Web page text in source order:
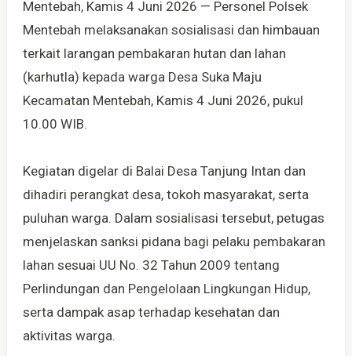
Mentebah, Kamis 4 Juni 2026 — Personel Polsek
Mentebah melaksanakan sosialisasi dan himbauan
terkait larangan pembakaran hutan dan lahan
(karhutla) kepada warga Desa Suka Maju
Kecamatan Mentebah, Kamis 4 Juni 2026, pukul
10.00 WIB.
Kegiatan digelar di Balai Desa Tanjung Intan dan
dihadiri perangkat desa, tokoh masyarakat, serta
puluhan warga. Dalam sosialisasi tersebut, petugas
menjelaskan sanksi pidana bagi pelaku pembakaran
lahan sesuai UU No. 32 Tahun 2009 tentang
Perlindungan dan Pengelolaan Lingkungan Hidup,
serta dampak asap terhadap kesehatan dan
aktivitas warga.